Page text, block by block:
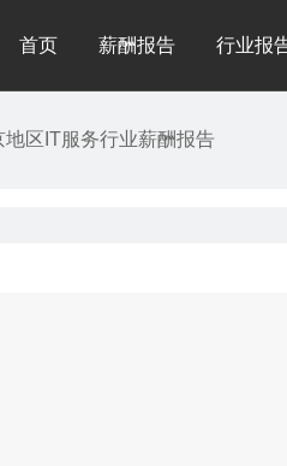
首页 薪酬报告 行业报
地区IT服务行业薪酬报告